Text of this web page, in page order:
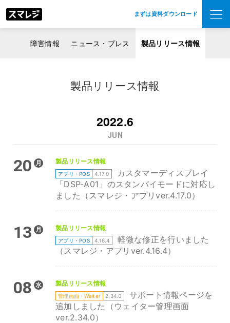
まずは資料ダウンロード
障害情報 ニュース・プレス 製品リリース情報
製品リリース情報
2022.6
JUN
20 月 製品リリース情報
アプリ・POS 4.17.0
カスタマーディスプレイ
「DSP-A01」のスタンバイモードに対応し
ました（スマレジ・アプリver.4.17.0）
13 月 製品リリース情報
アプリ・POS 4.16.4
軽微な修正を行いました
（スマレジ・アプリver.4.16.4）
08 水 製品リリース情報
管理画面・Waiter 2.34.0
サポート情報ページを
追加しました（ウェイター管理画面
ver.2.34.0）